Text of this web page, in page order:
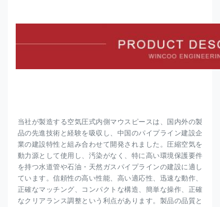
当社が製造する空気圧式内側マウスピースは、国内外の製
品の先進技術と経験を吸収し、中国のパイプライン建設企
業の建設特性と組み合わせて開発されました。圧縮空気を
動力源として使用し、汚染がなく、特に高い環境保護要件
を持つ水道管や石油・天然ガスパイプラインの建設に適し
ています。信頼性の高い性能、高い適応性、迅速な動作、
正確なマッチング、コンパクトな構造、簡単な操作、正確
なクリアランス調整という利点があります。製品の品質と